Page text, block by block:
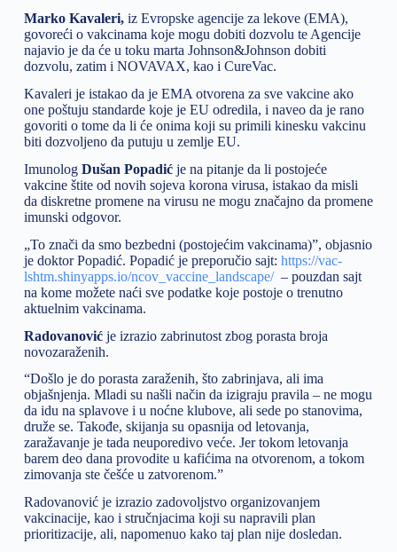
Marko Kavaleri,iz Evropske agencije za lekove (EMA),
govoreći o vakcinama koje mogu dobiti dozvolu te Agencije
najavio je da će u toku marta Johnson&Johnson dobiti
dozvolu, zatim i NOVAVAX, kao i CureVac.
Kavaleri je istakao da je EMA otvorena za sve vakcine ako
one poštuju standarde koje je EU odredila, i naveo da je rano
govoriti o tome da li će onima koji su primili kinesku vakcinu
biti dozvoljeno da putuju u zemlje EU.
Imunolog Dušan Popadićje na pitanje da li postojeće
vakcine štite od novih sojeva korona virusa, istakao da misli
da diskretne promene na virusu ne mogu značajno da promene
imunski odgovor.
„To znači da smo bezbedni (postojećim vakcinama)”, objasnio
je doktor Popadić. Popadić je preporučio sajt: https://vac-
lshtm.shinyapps.io/ncov_vaccine_landscape/– pouzdan sajt
na kome možete naći sve podatke koje postoje o trenutno
aktuelnim vakcinama.
Radovanović je izrazio zabrinutost zbog porasta broja
novozaraženih.
“Došlo je do porasta zaraženih, što zabrinjava, ali ima
objašnjenja. Mladi su našli način da izigraju pravila – ne mogu
da idu na splavove i u noćne klubove, ali sede po stanovima,
druže se. Takođe, skijanja su opasnija od letovanja,
zaražavanje je tada neuporedivo veće. Jer tokom letovanja
barem deo dana provodite u kafićima na otvorenom, a tokom
zimovanja ste češće u zatvorenom.”
Radovanović je izrazio zadovoljstvo organizovanjem
vakcinacije, kao i stručnjacima koji su napravili plan
prioritizacije, ali, napomenuo kako taj plan nije dosledan.